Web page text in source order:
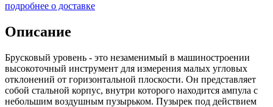
подробнее о доставке
Описание
Брусковый уровень - это незаменимый в машиностроении
высокоточный инструмент для измерения малых угловых
отклонений от горизонтальной плоскости. Он представляет
собой стальной корпус, внутри которого находится ампула с
небольшим воздушным пузырьком. Пузырек под действием